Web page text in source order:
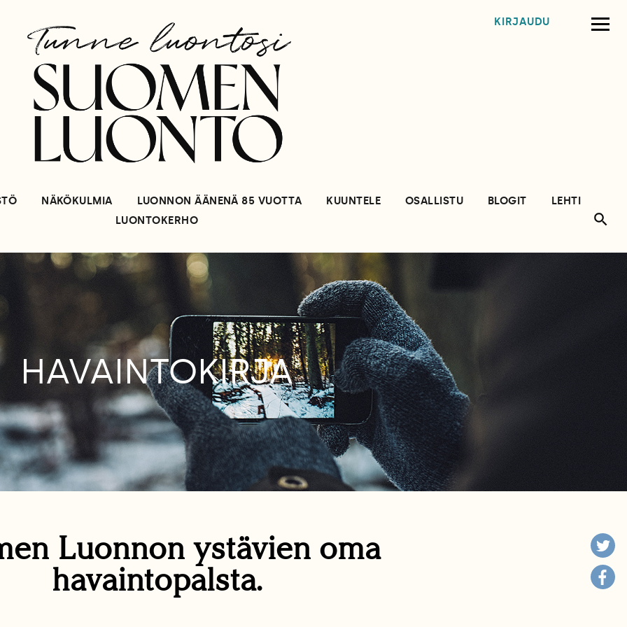
KIRJAUDU
NÄKÖKULMIA LUONNON ÄÄNENÄ 85 VUOTTA KUUNTELE OSALLISTU BLOGIT
LEHTI
LUONTOKERHO
HAVAINTOKIRJA
Luonnon ystävien oma
havaintopalsta.